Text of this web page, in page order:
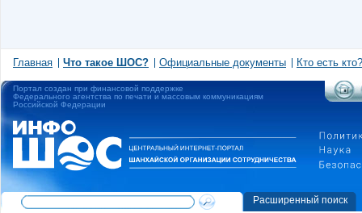
Главная Что такое ШОС? Официальные документы Кто есть кто?
Портал создан при финансовой поддержке
Федерального агентства по печати и массовым коммуникациям
Российской Федерации
Расширенный поиск